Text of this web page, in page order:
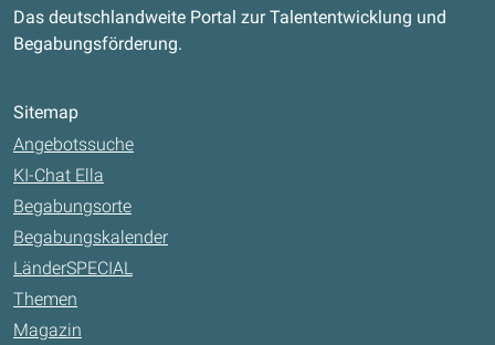
Das deutschlandweite Portal zur Talententwicklung und
Begabungsförderung.
Sitemap
Angebotssuche
KI-Chat Ella
Begabungsorte
Begabungskalender
LänderSPECIAL
Themen
Magazin